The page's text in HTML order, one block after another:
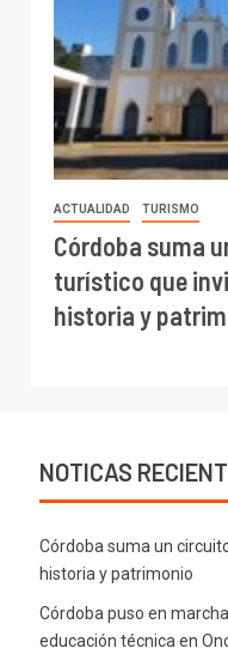
ACTUALIDAD TURISMO
Córdoba suma
turístico que
historia y
NOTICAS
Córdoba suma un
historia y patrimonio
Córdoba puso en
educación técnica en